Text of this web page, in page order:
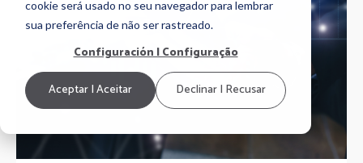
cookie será usado no seu navegador para lembrar
sua preferência de não ser rastreado.
Configuración | Configuração
Aceptar | Aceitar Declinar | Recusar